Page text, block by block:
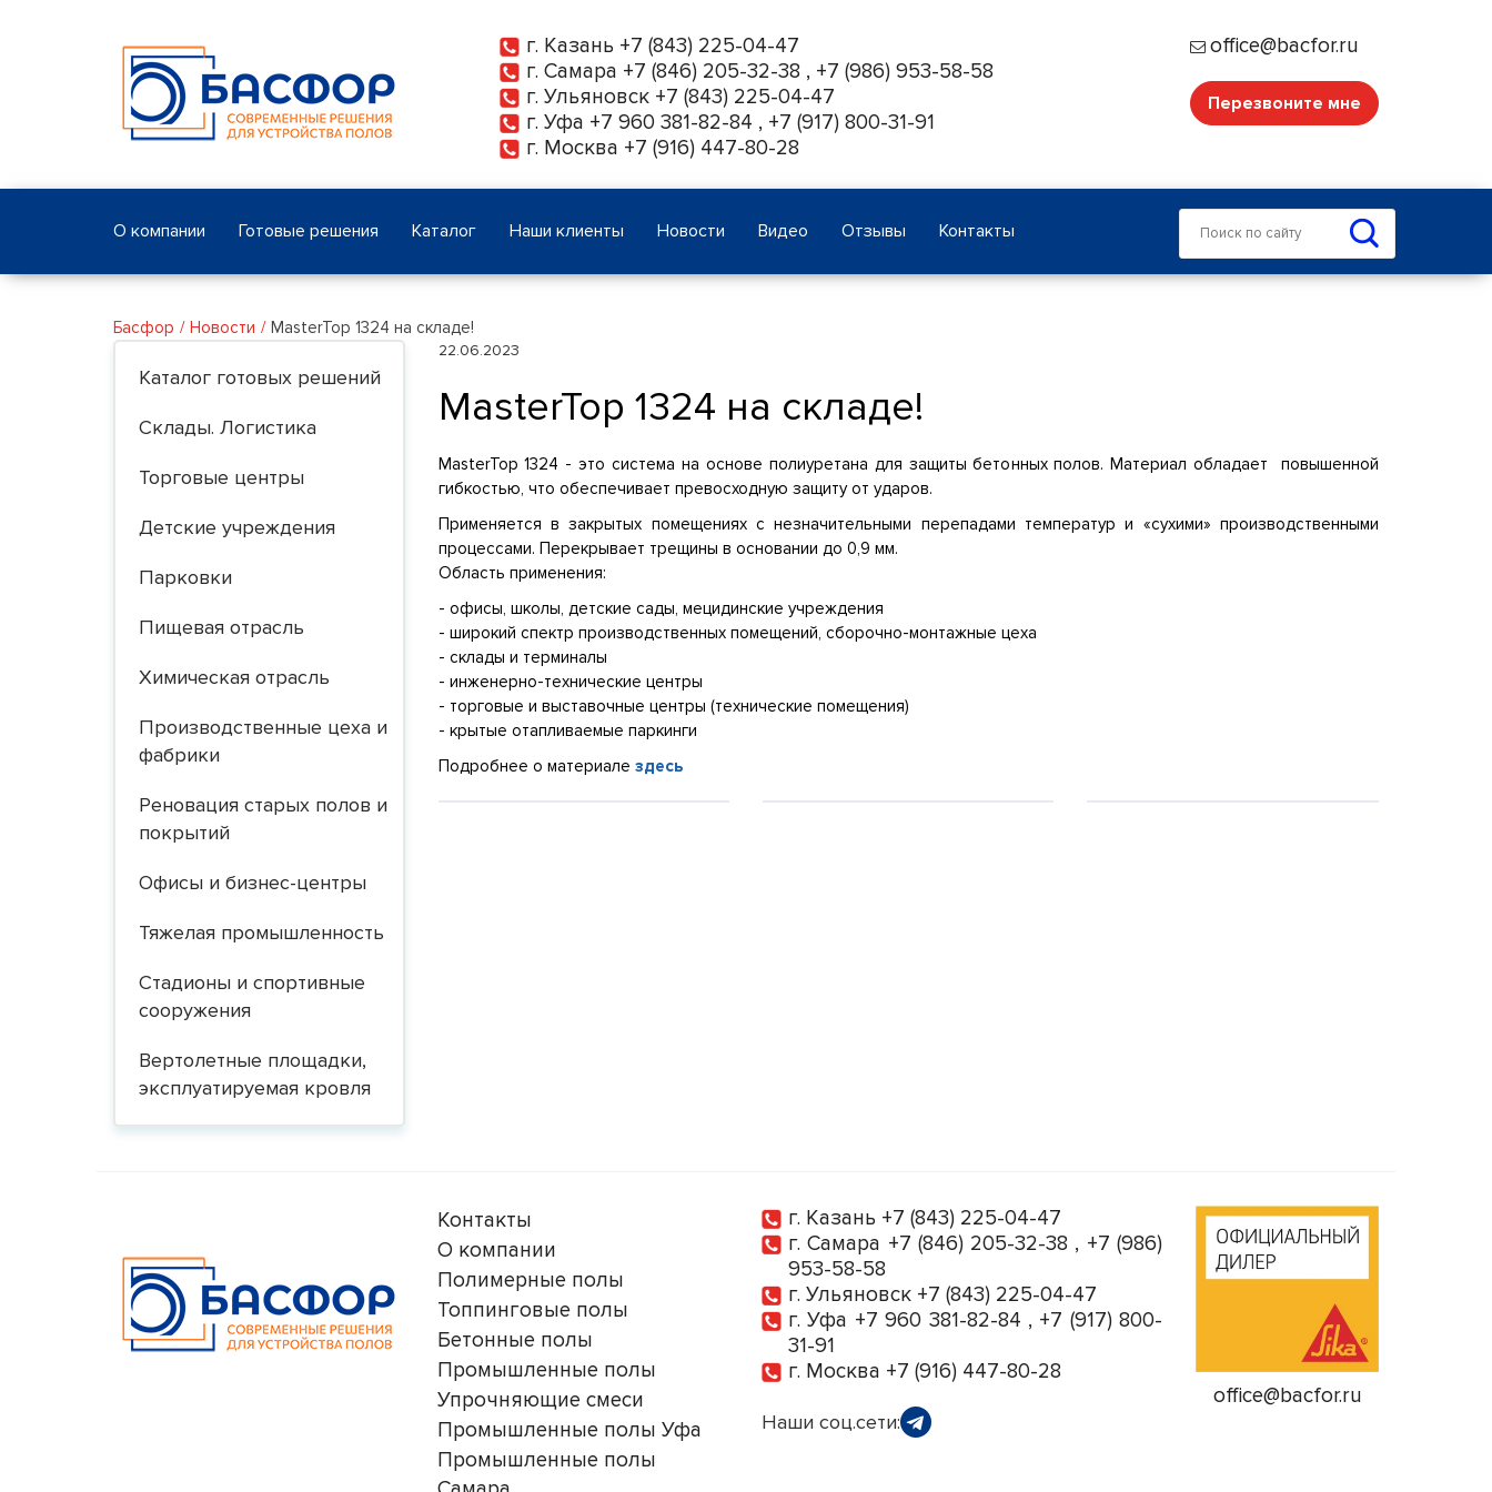
г. Казань +7 (843) 225-04-47
г. Самара +7 (846) 205-32-38 , +7 (986) 953-58-58
г. Ульяновск +7 (843) 225-04-47
г. Уфа +7 960 381-82-84 , +7 (917) 800-31-91
г. Москва +7 (916) 447-80-28
office@bacfor.ru
Перезвоните мне
О компании Готовые решения Каталог Наши клиенты Новости Видео Отзывы Контакты
Басфор Новости MasterTop 1324 на складе!
Каталог готовых решений
Склады. Логистика
Торговые центры
Детские учреждения
Парковки
Пищевая отрасль
Химическая отрасль
Производственные цеха и
фабрики
Реновация старых полов и
покрытий
Офисы и бизнес-центры
Тяжелая промышленность
Стадионы и спортивные
сооружения
Вертолетные площадки,
эксплуатируемая кровля
22.06.2023
MasterTop 1324 на складе!
MasterTop 1324 - это система на основе полиуретана для защиты бетонных полов. Материал обладает повышенной
гибкостью, что обеспечивает превосходную защиту от ударов.
Применяется в закрытых помещениях с незначительными перепадами температур и «сухими» производственными
процессами. Перекрывает трещины в основании до 0,9 мм.
Область применения:
- офисы, школы, детские сады, мецидинские учреждения
- широкий спектр производственных помещений, сборочно-монтажные цеха
- склады и терминалы
- инженерно-технические центры
- торговые и выставочные центры (технические помещения)
- крытые отапливаемые паркинги
Подробнее о материале здесь
Контакты
О компании
Полимерные полы
Топпинговые полы
Бетонные полы
Промышленные полы
Упрочняющие смеси
Промышленные полы Уфа
Промышленные полы
Самара
г. Казань +7 (843) 225-04-47
г. Самара +7 (846) 205-32-38 , +7 (986)
953-58-58
г. Ульяновск +7 (843) 225-04-47
г. Уфа +7 960 381-82-84 , +7 (917) 800-
31-91
г. Москва +7 (916) 447-80-28
Наши соц.сети:
office@bacfor.ru